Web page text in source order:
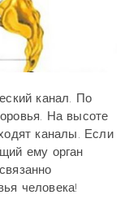
канал. По
На высоте
каналы. Если
ему орган
человека!